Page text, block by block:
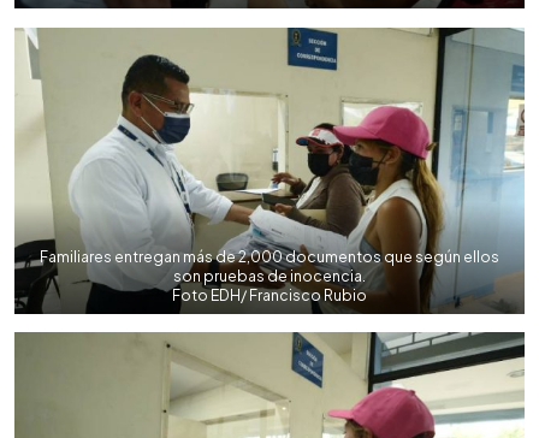
Familiares entregan más de 2,000 documentos que según ellos
son pruebas de inocencia.
Foto EDH/ Francisco Rubio